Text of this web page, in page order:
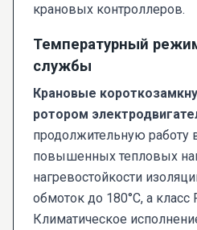
крановых контроллеров.
Температурный
службы
Крановые
ротором
продолжительную работу
повышенных тепловых
нагревостойкости
обмоток до 180°C, а класс
Климатическое